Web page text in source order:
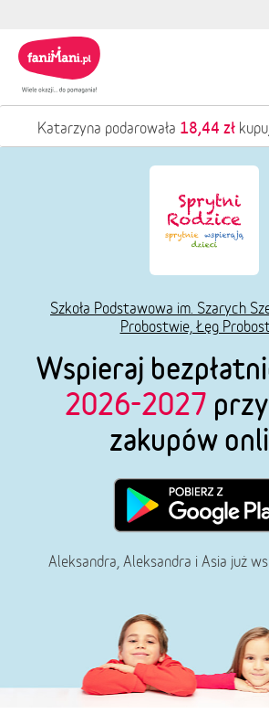
Katarzyna podarowała 18,44 zł
Szkoła Podstawowa im. Szarych
Probostwie, Łęg
Wspieraj
2026-2027
zakupów
Aleksandra, Aleksandra i Asia już